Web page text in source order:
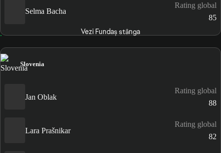
Selma Bacha
Rating global
85
Vezi Fundaș stânga
Slovenia
Jan Oblak
Rating global
88
Lara Prašnikar
Rating global
82